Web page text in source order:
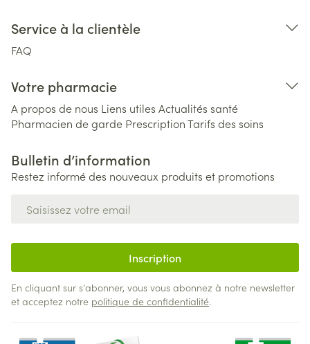
Service à la clientèle
FAQ
Votre pharmacie
A propos de nous Liens utiles Actualités santé
Pharmacien de garde PrescriptionTarifs des soins
Bulletin d’information
Restez informé des nouveaux produits et promotions
Inscription
En cliquant sur s'abonner, vous vous abonnez à notre newsletter
et acceptez notre politique de confidentialité.